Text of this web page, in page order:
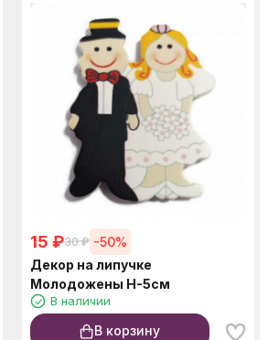
15 ₽30 ₽ -50%
Декор на липучке
Молодожены Н-5см
В наличии
В корзину